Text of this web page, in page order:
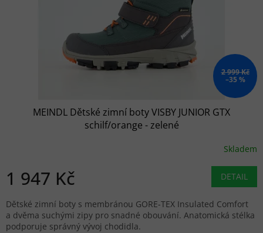
2 999 Kč
–35 %
MEINDL Dětské zimní boty VISBY JUNIOR GTX
schilf/orange - zelené
Skladem
1 947 Kč DETAIL
Dětské zimní boty s membránou GORE-TEX Insulated Comfort
a dvěma suchými zipy pro snadné obouvání. Anatomická stélka
podporuje správný vývoj chodidla.